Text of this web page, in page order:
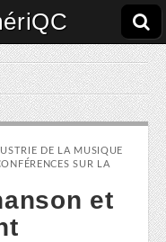
DE LA MUSIQUE
SUR LA
et